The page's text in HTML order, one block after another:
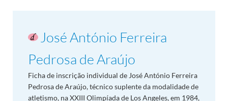
José António Ferreira
Pedrosa de Araújo
Ficha de inscrição individual de José António Ferreira
Pedrosa de Araújo, técnico suplente da modalidade de
atletismo, na XXIII Olimpíada de Los Angeles, em 1984,